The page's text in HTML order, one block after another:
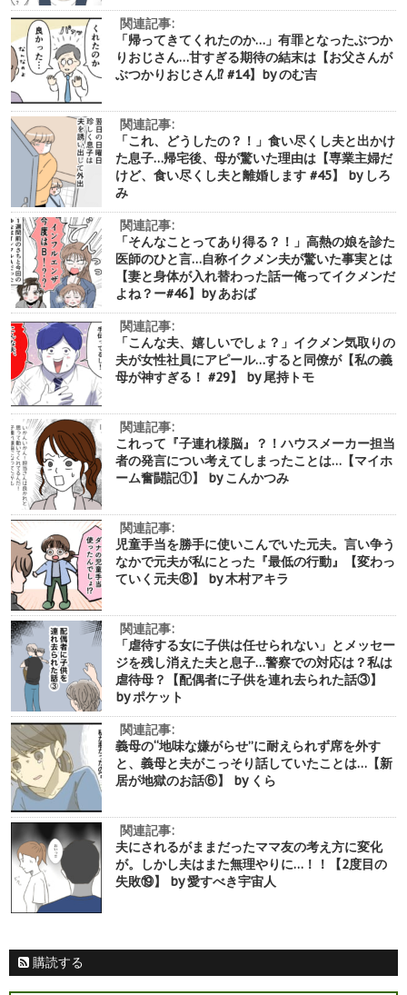
関連記事:
「帰ってきてくれたのか…」有罪となったぶつか
りおじさん…甘すぎる期待の結末は【お父さんが
ぶつかりおじさん⁉︎ #14】by のむ吉
関連記事:
「これ、どうしたの？！」食い尽くし夫と出かけ
た息子…帰宅後、母が驚いた理由は【専業主婦だ
けど、食い尽くし夫と離婚します #45】 by しろ
み
関連記事:
「そんなことってあり得る？！」高熱の娘を診た
医師のひと言…自称イクメン夫が驚いた事実とは
【妻と身体が入れ替わった話ー俺ってイクメンだ
よね？ー#46】by あおば
関連記事:
「こんな夫、嬉しいでしょ？」イクメン気取りの
夫が女性社員にアピール…すると同僚が【私の義
母が神すぎる！ #29】 by 尾持トモ
関連記事:
これって『子連れ様脳』？！ハウスメーカー担当
者の発言につい考えてしまったことは…【マイホ
ーム奮闘記①】 by こんかつみ
関連記事:
児童手当を勝手に使いこんでいた元夫。言い争う
なかで元夫が私にとった『最低の行動』【変わっ
ていく元夫⑧】 by 木村アキラ
関連記事:
「虐待する女に子供は任せられない」とメッセー
ジを残し消えた夫と息子…警察での対応は？私は
虐待母？【配偶者に子供を連れ去られた話③】
by ポケット
関連記事:
義母の“地味な嫌がらせ”に耐えられず席を外す
と、義母と夫がこっそり話していたことは…【新
居が地獄のお話⑥】 by くら
関連記事:
夫にされるがままだったママ友の考え方に変化
が。しかし夫はまた無理やりに…！！【2度目の
失敗⑲】 by 愛すべき宇宙人
購読する